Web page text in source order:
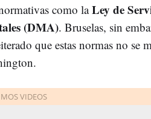
como laLey de
(DMA). Bruselas, sin
que estas normas no se